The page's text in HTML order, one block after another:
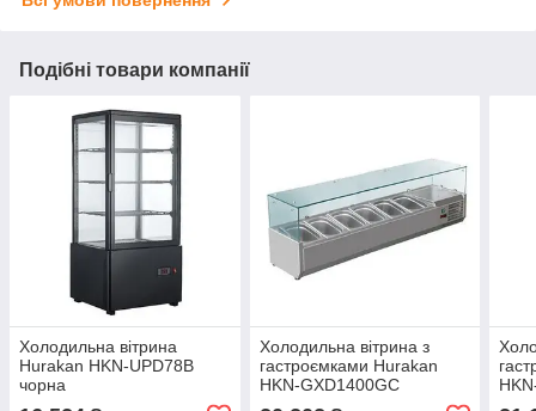
Подібні товари компанії
Холодильна вітрина
Hurakan HKN-UPD78B
чорна
Холодильна вітрина з
гастроємками Hurakan
HKN-GXD1400GC